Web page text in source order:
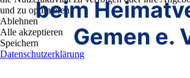
beim
Gemen e.
und zu optimieren.
Ablehnen
Alle akzeptieren
Speichern
Datenschutzerklärung